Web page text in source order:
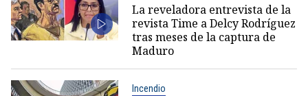
La reveladora entrevista de la
revista Time a Delcy Rodríguez
tras meses de la captura de
Maduro
Incendio